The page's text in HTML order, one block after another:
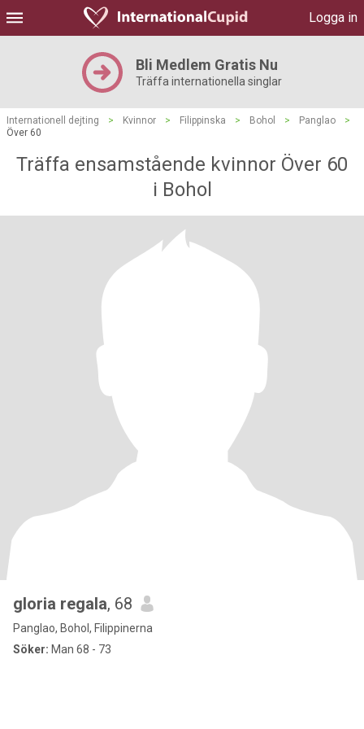
Logga in
Bli Medlem Gratis Nu
Träffa internationella singlar
Internationell dejting > Kvinnor > Filippinska > Bohol > Panglao
>
Över 60
Träffa ensamstående kvinnor Över 60
i Bohol
gloria regala, 68
Panglao, Bohol, Filippinerna
Söker: Man 68 - 73